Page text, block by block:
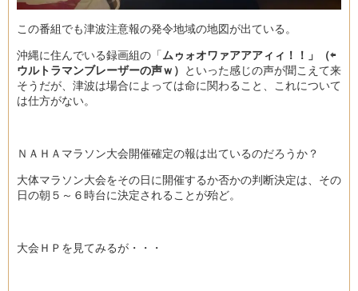
この番組でも津波注意報の発令地域の地図が出ている。
沖縄に住んでいる録画組の「ムゥォオワァアアアィィ！！」（⇦
ウルトラマンブレーザーの声ｗ） といった感じの声が聞こえて来
そうだが、津波は場合によっては命に関わること、これについて
は仕方がない。
ＮＡＨＡマラソン大会開催確定の報は出ているのだろうか？
大体マラソン大会をその日に開催するか否かの判断決定は、その
日の朝５～６時台に決定されることが殆ど。
大会ＨＰを見てみるが・・・